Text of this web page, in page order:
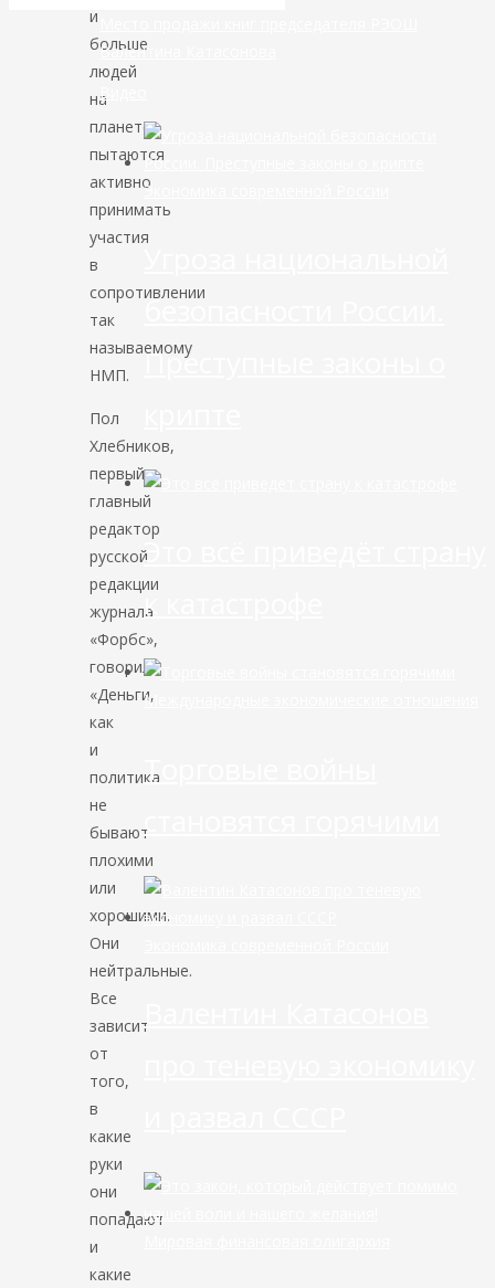
и
больше
людей
на
планете,
пытаются
активно
принимать
участия
в
сопротивлении
так
называемому
НМП.
Пол
Хлебников,
первый
главный
редактор
русской
редакции
журнала
«Форбс»,
говорил:
«Деньги,
как
и
политика
не
бывают
плохими
или
хорошими.
Они
нейтральные.
Все
зависит
от
того,
в
какие
руки
они
попадают
и
какие
Валентина Катасонова
Видео
Экономика современной России
безопасности России.
Преступные законы о
Это всё приведёт страну
к катастрофе
Международные экономические отношения
Торговые войны
становятся горячими
Валентин Катасонов